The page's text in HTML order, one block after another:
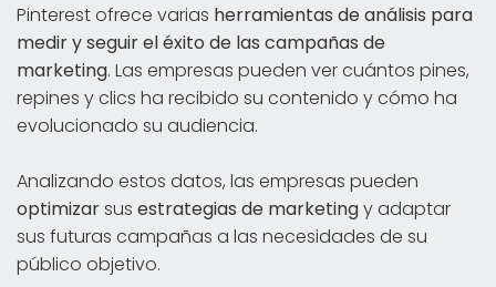
Pinterest ofrece varias herramientas de análisis para
medir y seguir el éxito de las campañas de
marketing. Las empresas pueden ver cuántos pines,
repines y clics ha recibido su contenido y cómo ha
evolucionado su audiencia.
Analizando estos datos, las empresas pueden
optimizarsus estrategias de marketingy adaptar
sus futuras campañas a las necesidades de su
público objetivo.